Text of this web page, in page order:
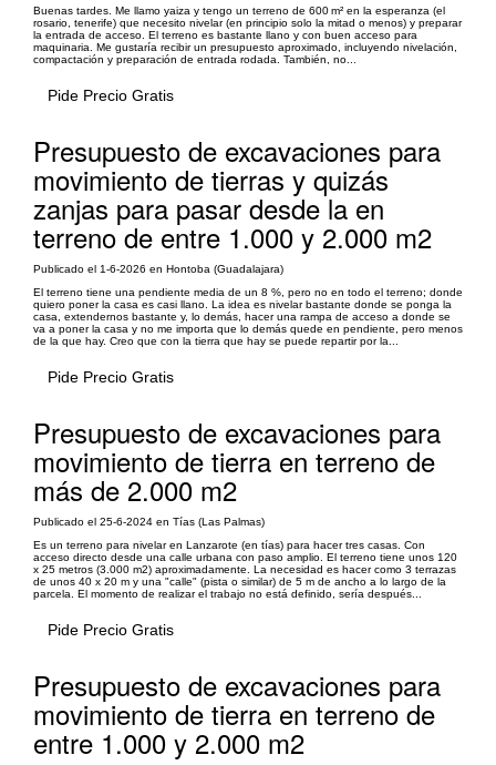
Buenas tardes. Me llamo yaiza y tengo un terreno de 600 m² en la esperanza (el
rosario, tenerife) que necesito nivelar (en principio solo la mitad o menos) y preparar
la entrada de acceso. El terreno es bastante llano y con buen acceso para
maquinaria. Me gustaría recibir un presupuesto aproximado, incluyendo nivelación,
compactación y preparación de entrada rodada. También, no...
Pide Precio Gratis
Presupuesto de excavaciones para
movimiento de tierras y quizás
zanjas para pasar desde la en
terreno de entre 1.000 y 2.000 m2
Publicado el 1-6-2026 en Hontoba (Guadalajara)
El terreno tiene una pendiente media de un 8 %, pero no en todo el terreno; donde
quiero poner la casa es casi llano. La idea es nivelar bastante donde se ponga la
casa, extendernos bastante y, lo demás, hacer una rampa de acceso a donde se
va a poner la casa y no me importa que lo demás quede en pendiente, pero menos
de la que hay. Creo que con la tierra que hay se puede repartir por la...
Pide Precio Gratis
Presupuesto de excavaciones para
movimiento de tierra en terreno de
más de 2.000 m2
Publicado el 25-6-2024 en Tías (Las Palmas)
Es un terreno para nivelar en Lanzarote (en tías) para hacer tres casas. Con
acceso directo desde una calle urbana con paso amplio. El terreno tiene unos 120
x 25 metros (3.000 m2) aproximadamente. La necesidad es hacer como 3 terrazas
de unos 40 x 20 m y una "calle" (pista o similar) de 5 m de ancho a lo largo de la
parcela. El momento de realizar el trabajo no está definido, sería después...
Pide Precio Gratis
Presupuesto de excavaciones para
movimiento de tierra en terreno de
entre 1.000 y 2.000 m2